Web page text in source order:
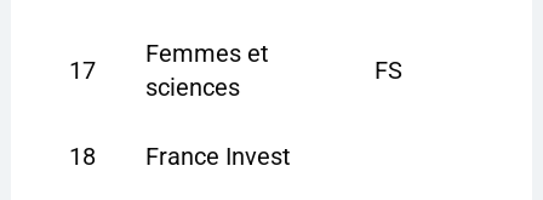
17
Femmes et
sciences
FS
18 France Invest